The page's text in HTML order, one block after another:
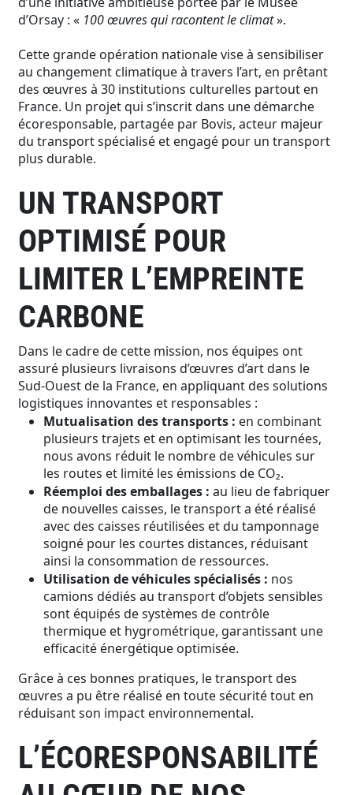
d’Orsay : « 100 œuvres qui racontent le climat».
Cette grande opération nationale vise à sensibiliser
au changement climatique à travers l’art, en prêtant
des œuvres à 30 institutions culturelles partout en
France. Un projet qui s’inscrit dans une démarche
écoresponsable, partagée par Bovis, acteur majeur
du transport spécialisé et engagé pour un transport
plus durable.
UN TRANSPORT
OPTIMISÉ POUR
LIMITER L’EMPREINTE
CARBONE
Dans le cadre de cette mission, nos équipes ont
assuré plusieurs livraisons d’œuvres d’art dans le
Sud-Ouest de la France, en appliquant des solutions
logistiques innovantes et responsables :
Mutualisation des transports : en combinant
plusieurs trajets et en optimisant les tournées,
nous avons réduit le nombre de véhicules sur
les routes et limité les émissions de CO₂.
Réemploi des emballages : au lieu de fabriquer
de nouvelles caisses, le transport a été réalisé
avec des caisses réutilisées et du tamponnage
soigné pour les courtes distances, réduisant
ainsi la consommation de ressources.
Utilisation de véhicules spécialisés : nos
camions dédiés au transport d’objets sensibles
sont équipés de systèmes de contrôle
thermique et hygrométrique, garantissant une
efficacité énergétique optimisée.
Grâce à ces bonnes pratiques, le transport des
œuvres a pu être réalisé en toute sécurité tout en
réduisant son impact environnemental.
L’ÉCORESPONSABILITÉ